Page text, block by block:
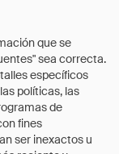
que se
sea correcta.
específicos
políticas, las
de
fines
ser inexactos u